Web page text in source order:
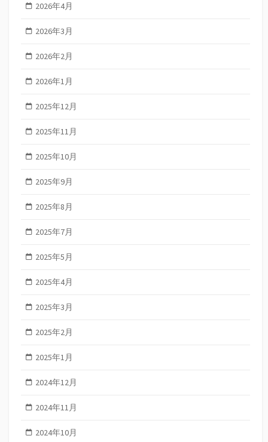
2026年4月
2026年3月
2026年2月
2026年1月
2025年12月
2025年11月
2025年10月
2025年9月
2025年8月
2025年7月
2025年5月
2025年4月
2025年3月
2025年2月
2025年1月
2024年12月
2024年11月
2024年10月